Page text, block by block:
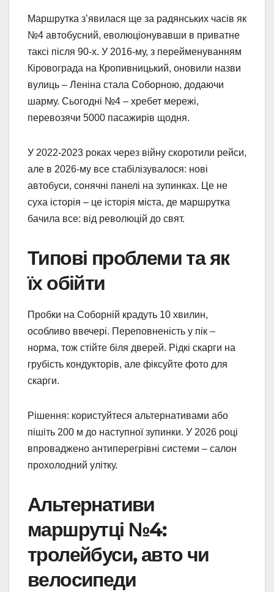
Маршрутка з’явилася ще за радянських часів як
№4 автобусний, еволюціонувавши в приватне
таксі після 90-х. У 2016-му, з перейменуванням
Кіровограда на Кропивницький, оновили назви
вулиць – Леніна стала Соборною, додаючи
шарму. Сьогодні №4 – хребет мережі,
перевозячи 5000 пасажирів щодня.
У 2022-2023 роках через війну скоротили рейси,
але в 2026-му все стабілізувалося: нові
автобуси, сонячні панелі на зупинках. Це не
суха історія – це історія міста, де маршрутка
бачила все: від революцій до свят.
Типові проблеми та як
їх обійти
Пробки на Соборній крадуть 10 хвилин,
особливо ввечері. Переповненість у пік –
норма, тож стійте біля дверей. Рідкі скарги на
грубість кондукторів, але фіксуйте фото для
скарги.
Рішення: користуйтеся альтернативами або
пішіть 200 м до наступної зупинки. У 2026 році
впроваджено антиперегрівні системи – салон
прохолодний улітку.
Альтернативи
маршрутці №4:
тролейбуси, авто чи
велосипеди